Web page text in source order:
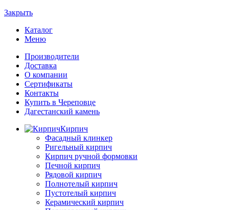
Закрыть
Каталог
Меню
Производители
Доставка
О компании
Сертификаты
Контакты
Купить в Череповце
Дагестанский камень
Кирпич
Фасадный клинкер
Ригельный кирпич
Кирпич ручной формовки
Печной кирпич
Рядовой кирпич
Полнотелый кирпич
Пустотелый кирпич
Керамический кирпич